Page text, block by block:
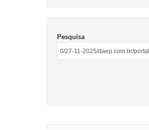
Pesquisa